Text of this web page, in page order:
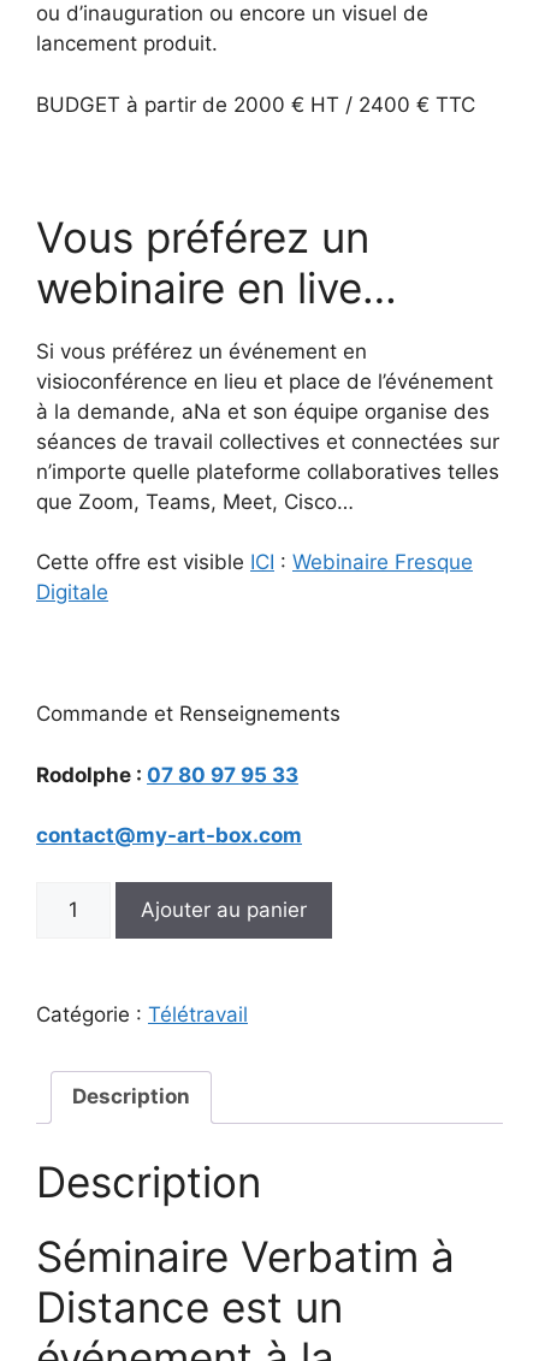
ou d’inauguration ou encore un visuel de
lancement produit.
BUDGET à partir de 2000 € HT / 2400 € TTC
Vous préférez un
webinaire en live…
Si vous préférez un événement en
visioconférence en lieu et place de l’événement
à la demande, aNa et son équipe organise des
séances de travail collectives et connectées sur
n’importe quelle plateforme collaboratives telles
que Zoom, Teams, Meet, Cisco…
Cette offre est visible ICI : Webinaire Fresque
Digitale
Commande et Renseignements
Rodolphe : 07 80 97 95 33
contact@my-art-box.com
-
-
En
Service
Ajouter au panier
Catégorie : Télétravail
Description
Description
Séminaire Verbatim à
Distance est un